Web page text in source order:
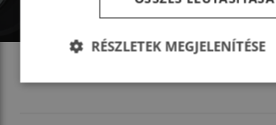
RÉSZLETEK MEGJELENÍTÉSE